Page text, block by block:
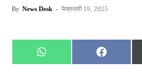
By News Desk - फेब्रुवारी 19, 2025
Share
on
WhatsApp
Share
on
Facebook